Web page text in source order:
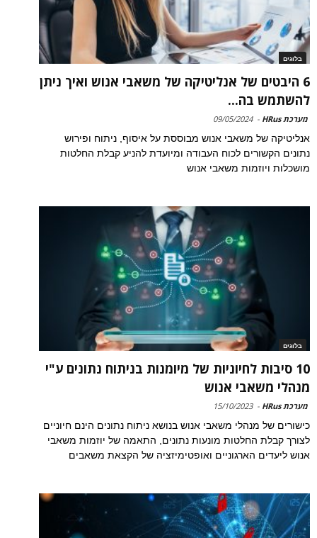
בלוגים
6 היבטים של אנליטיקה של משאבי אנוש ואיך ניתן
להשתמש בה...
מערכת HRus -
09/05/2024
אנליטיקה של משאבי אנוש מבוססת על איסוף, ניתוח ופירוש
נתונים הקשורים לכוח העבודה ומיועדת להניע קבלת החלטות
מושכלות ויוזמות משאבי אנוש
בלוגים
10 סיבות לחיוניות של מיומנות בניתוח נתונים ע"י
מנהלי משאבי אנוש
מערכת HRus -
15/10/2023
כישורים של מנהלי משאבי אנוש בנושא ניתוח נתונים הינם חיוניים
לצורך קבלת החלטות מונעות נתונים, התאמה של יוזמות משאבי
אנוש ליעדים הארגוניים ואופטימיזציה של הקצאת משאבים